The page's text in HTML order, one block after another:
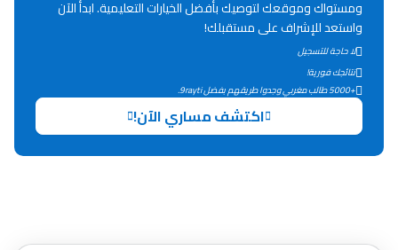
Lycée Maroc
التعليم الثانوي التأهيلي
ومستواك وموقعك لتوصيك بأفضل الخيارات التعليمية. ابدأ الآن
واستعد للإشراف على مستقبلك!
لا حاجة للتسجيل
نتائجك فورية!
+5000 طالب مغربي وجدوا طريقهم بفضل 9rayti.
اكتشف مساري الآن!